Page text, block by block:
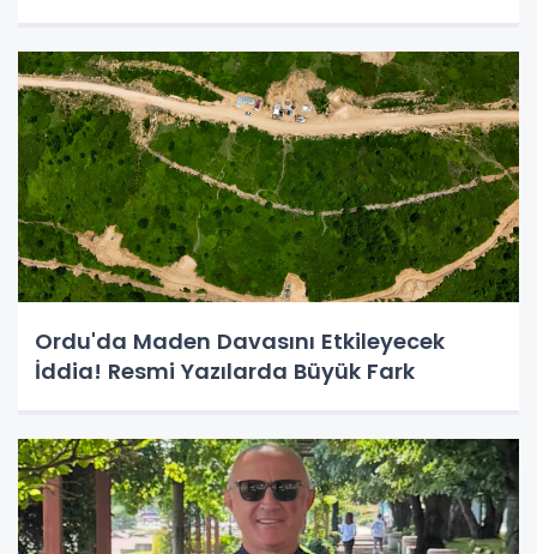
Ordu'da Maden Davasını Etkileyecek
İddia! Resmi Yazılarda Büyük Fark